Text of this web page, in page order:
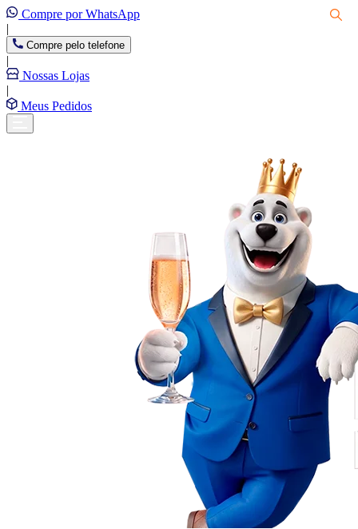
Compre por WhatsApp
|
Compre pelo telefone
|
Nossas Lojas
|
Meus Pedidos